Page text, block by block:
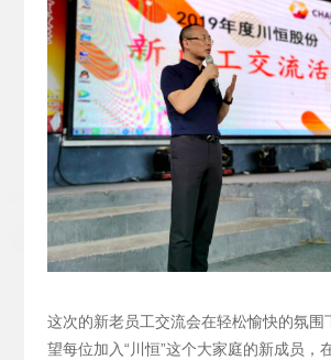
这次的新老员工交流会在轻松愉快的氛围
望每位加入“川恒”这个大家庭的新成员，